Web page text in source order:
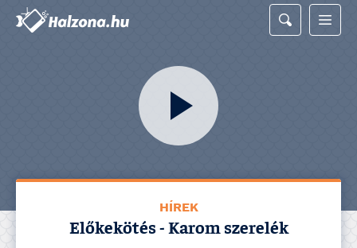
HÍREK
Előkekötés - Karom szerelék